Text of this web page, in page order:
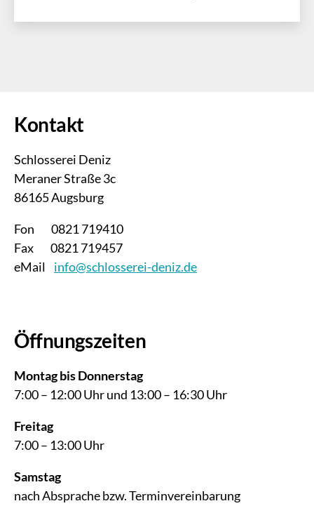
Kontakt
Schlosserei Deniz
Meraner Straße 3c
86165 Augsburg
Fon 0821 719410
Fax 0821 719457
eMail info@schlosserei-deniz.de
Öffnungszeiten
Montag bis Donnerstag
7:00 – 12:00 Uhr und 13:00 – 16:30 Uhr
Freitag
7:00 – 13:00 Uhr
Samstag
nach Absprache bzw. Terminvereinbarung